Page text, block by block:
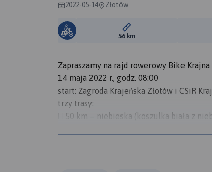
2022-05-14 Złotów
Długość trasy:
56 km
Zapraszamy na rajd rowerowy Bike Krajna
14 maja 2022 r., godz. 08:00
start: Zagroda Krajeńska Złotów i CSiR
trzy trasy:
 50 km – niebieska (koszulka biała z